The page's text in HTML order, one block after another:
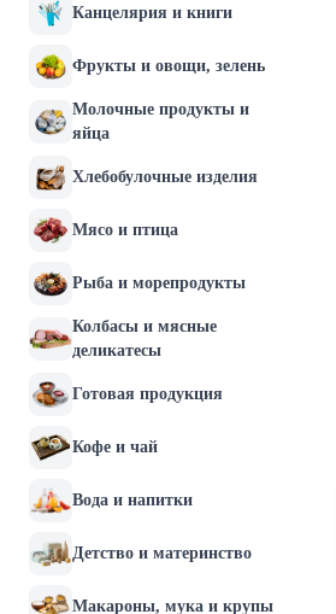
Канцелярия и книги
Фрукты и овощи, зелень
Молочные продукты и
яйца
Хлебобулочные изделия
Мясо и птица
Рыба и морепродукты
Колбасы и мясные
деликатесы
Готовая продукция
Кофе и чай
Вода и напитки
Детство и материнство
Макароны, мука и крупы